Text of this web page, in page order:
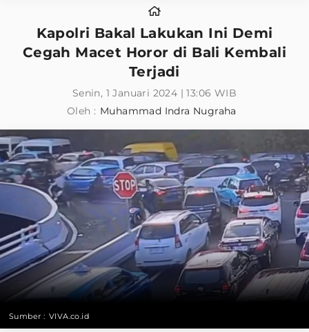
Kapolri Bakal Lakukan Ini Demi
Cegah Macet Horor di Bali Kembali
Terjadi
Senin, 1 Januari 2024 | 13:06 WIB
Oleh : Muhammad Indra Nugraha
Sumber : VIVA.co.id